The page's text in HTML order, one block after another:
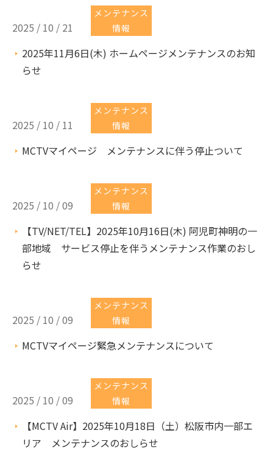
2025 / 10 / 21
メンテナンス
情報
2025年11月6日(木) ホームページメンテナンスのお知
らせ
2025 / 10 / 11
メンテナンス
情報
MCTVマイページ メンテナンスに伴う停止ついて
2025 / 10 / 09
メンテナンス
情報
【TV/NET/TEL】2025年10月16日(木) 阿児町神明の一
部地域 サービス停止を伴うメンテナンス作業のおし
らせ
2025 / 10 / 09
メンテナンス
情報
MCTVマイページ緊急メンテナンスについて
2025 / 10 / 09
メンテナンス
情報
【MCTV Air】2025年10月18日（土）松阪市内一部エ
リア メンテナンスのおしらせ